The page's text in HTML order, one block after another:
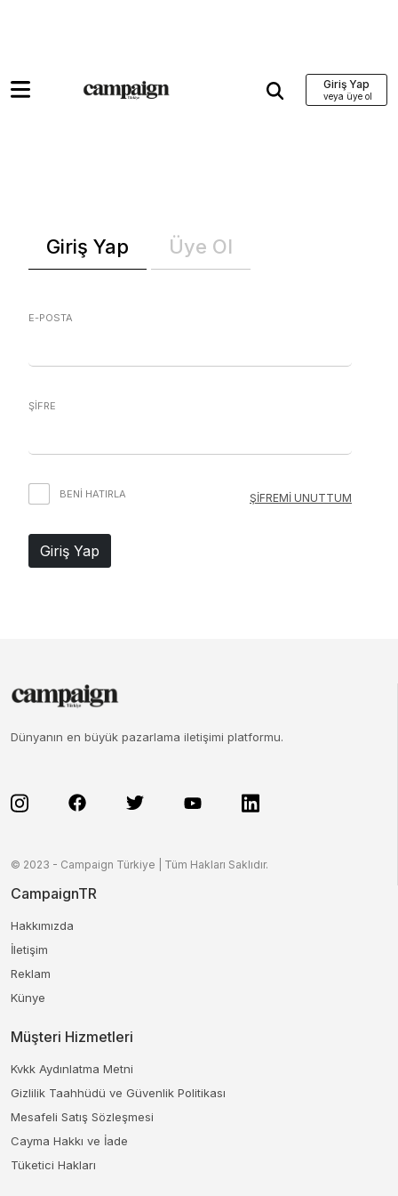
Giriş Yap
Giriş Yap Üye Ol
E-POSTA
ŞİFRE
BENI HATIRLA ŞİFREMİ UNUTTUM
Giriş Yap
Dünyanın en büyük pazarlama iletişimi platformu.
© 2023 - Campaign Türkiye | Tüm Hakları Saklıdır.
CampaignTR
Hakkımızda
İletişim
Reklam
Künye
Müşteri Hizmetleri
Kvkk Aydınlatma Metni
Gizlilik Taahhüdü ve Güvenlik Politikası
Mesafeli Satış Sözleşmesi
Cayma Hakkı ve İade
Tüketici Hakları